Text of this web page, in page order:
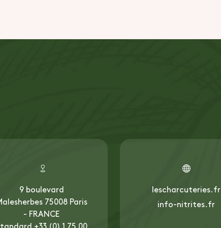
9 boulevard
75008 Paris
- FRANCE
+33 (0) 1 75 00
lescharcuteries.fr
info-nitrites.fr